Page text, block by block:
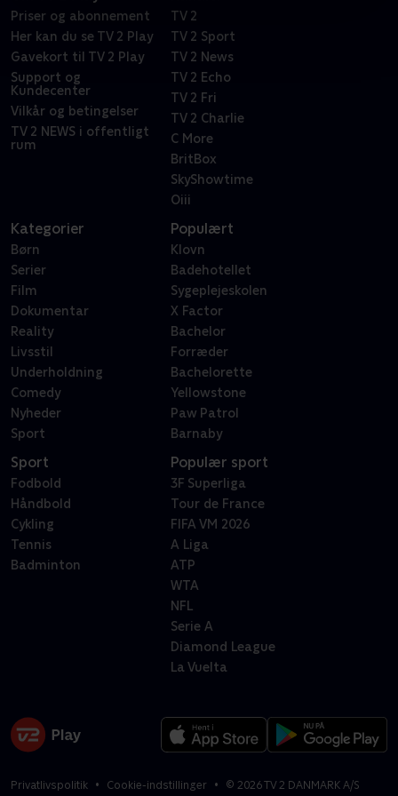
Priser og abonnement
Her kan du se TV 2 Play
Gavekort til TV 2 Play
Support og
Kundecenter
Vilkår og betingelser
TV 2 NEWS i offentligt
rum
TV 2
TV 2 Sport
TV 2 News
TV 2 Echo
TV 2 Fri
TV 2 Charlie
C More
BritBox
SkyShowtime
Oiii
Kategorier
Børn
Serier
Film
Dokumentar
Reality
Livsstil
Underholdning
Comedy
Nyheder
Sport
Populært
Klovn
Badehotellet
Sygeplejeskolen
X Factor
Bachelor
Forræder
Bachelorette
Yellowstone
Paw Patrol
Barnaby
Sport
Fodbold
Håndbold
Cykling
Tennis
Badminton
Populær sport
3F Superliga
Tour de France
FIFA VM 2026
A Liga
ATP
WTA
NFL
Serie A
Diamond League
La Vuelta
Privatlivspolitik Cookie-indstillinger © 2026TV 2 DANMARK A/S